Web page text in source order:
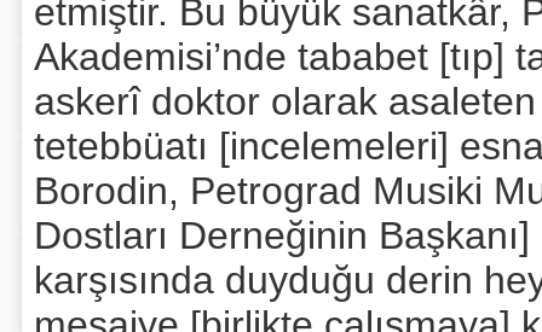
etmiştir. Bu büyük sanatkâr,
Akademisi’nde tababet [tıp]
askerî doktor olarak
tetebbüatı [incelemeleri]
Borodin, Petrograd Musiki
Dostları Derneğinin Başkanı]
karşısında duyduğu derin